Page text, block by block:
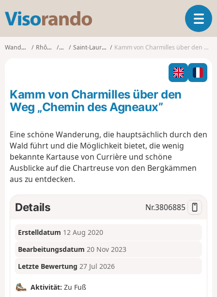
s
o
o
T
o
l
n
a
Wanderungen Rhône-Alpes IsèreSaint-Laurent-du-Pont Kamm von Charmilles über den Weg „Chemin des Agneaux”
Kamm von Charmilles über den
Weg „Chemin des Agneaux”
Eine schöne Wanderung, die hauptsächlich durch den
Wald führt und die Möglichkeit bietet, die wenig
bekannte Kartause von Currière und schöne
Ausblicke auf die Chartreuse von den Bergkämmen
aus zu entdecken.
Details Nr.3806885
Erstelldatum 12 Aug 2020
Bearbeitungsdatum 20 Nov 2023
Letzte Bewertung 27 Jul 2026
Aktivität: Zu Fuß